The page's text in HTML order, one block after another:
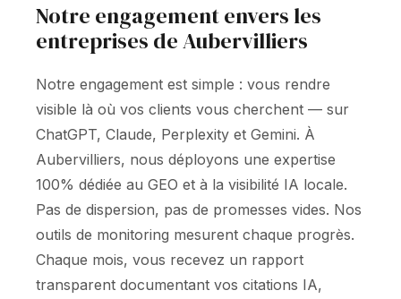
Notre engagement envers les
entreprises de Aubervilliers
Notre engagement est simple : vous rendre
visible là où vos clients vous cherchent — sur
ChatGPT, Claude, Perplexity et Gemini. À
Aubervilliers, nous déployons une expertise
100% dédiée au GEO et à la visibilité IA locale.
Pas de dispersion, pas de promesses vides. Nos
outils de monitoring mesurent chaque progrès.
Chaque mois, vous recevez un rapport
transparent documentant vos citations IA,